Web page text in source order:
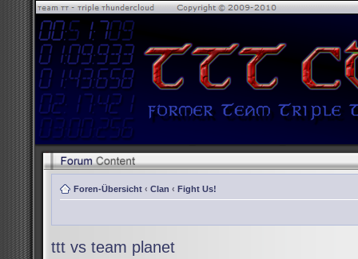
Foren-Übersicht ‹ Clan ‹ Fight Us!
ttt vs team planet